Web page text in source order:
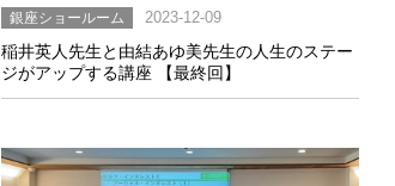
銀座ショールーム 2023-12-09
稲井英人先生と由結あゆ美先生の人生のステー
ジがアップする講座 【最終回】